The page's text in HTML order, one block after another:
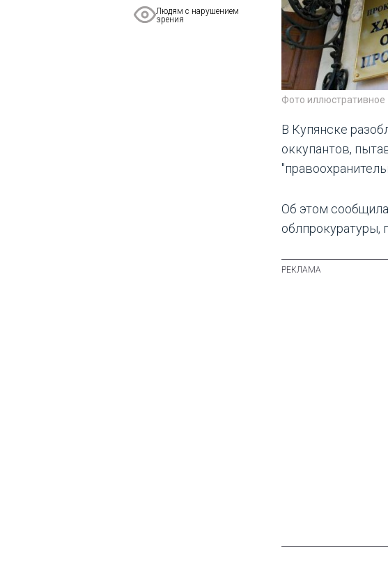
Людям с нарушением
зрения
Фото иллюстративное
В Купянске
оккупантов,
Об этом сообщила
облпрокуратуры,